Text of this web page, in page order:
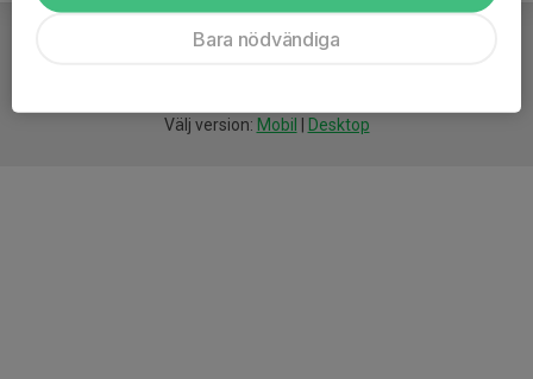
Välj version: Mobil Desktop
Bara nödvändiga